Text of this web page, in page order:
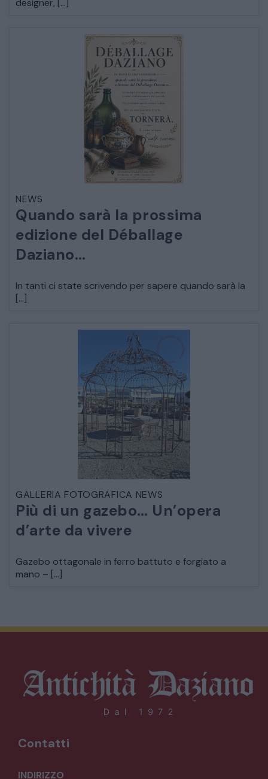
SALE DA PRANZO E SOGGIORNO
TAVOLI TAVOLINI CONSOLE
SEDIE POLTRONE DIVANI
CREDENZE – DOPPI CORPI – BUFFET
DECORAZIONI OGGETTISTICA ILLUMINAZIONE
MODERNARIATO
STILI ED ESPOSIZIONE
STRUMENTI MUSICALI
VEICOLI D’EPOCA
designer, […]
NEWS
Quando sarà la prossima
edizione del Déballage
Daziano…
In tanti ci state scrivendo per sapere quando sarà la
[…]
GALLERIA FOTOGRAFICA NEWS
Più di un gazebo… Un’opera
d’arte da vivere
Gazebo ottagonale in ferro battuto e forgiato a
mano – […]
Contatti
INDIRIZZO